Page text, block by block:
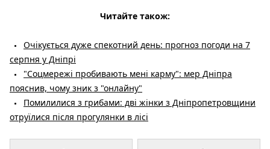
Читайте також:
Очікується дуже спекотний день: прогноз погоди на 7
серпня у Дніпрі
"Соцмережі пробивають мені карму": мер Дніпра
пояснив, чому зник з "онлайну"
Помилилися з грибами: дві жінки з Дніпропетровщини
отруїлися після прогулянки в лісі